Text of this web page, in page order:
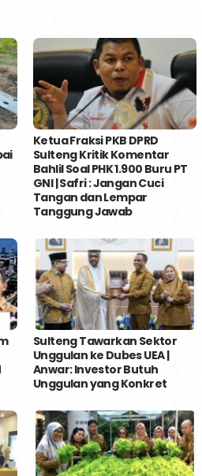
Ketua Fraksi PKB DPRD
Sulteng Kritik Komentar
Bahlil Soal PHK 1.900 Buru PT
GNI | Safri : Jangan Cuci
Tangan dan Lempar
Tanggung Jawab
Sulteng Tawarkan Sektor
Unggulan ke Dubes UEA |
Anwar: Investor Butuh
Unggulan yang Konkret